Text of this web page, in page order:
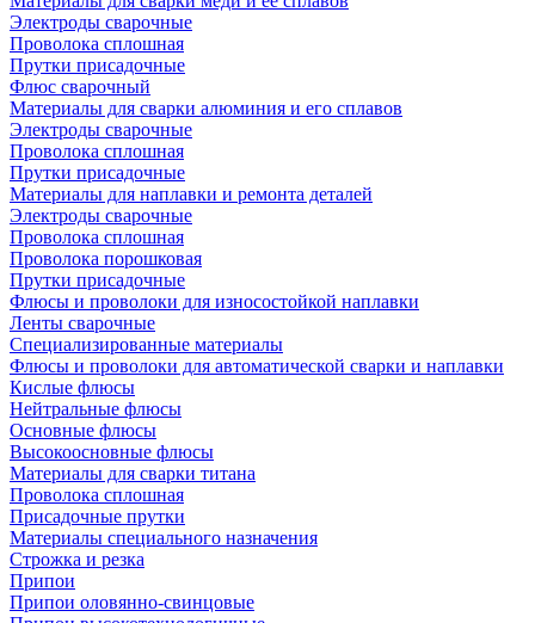
Электроды сварочные
Проволока сплошная
Прутки присадочные
Флюс сварочный
Материалы для сварки алюминия и его сплавов
Электроды сварочные
Проволока сплошная
Прутки присадочные
Материалы для наплавки и ремонта деталей
Электроды сварочные
Проволока сплошная
Проволока порошковая
Прутки присадочные
Флюсы и проволоки для износостойкой наплавки
Ленты сварочные
Специализированные материалы
Флюсы и проволоки для автоматической сварки и наплавки
Кислые флюсы
Нейтральные флюсы
Основные флюсы
Высокоосновные флюсы
Материалы для сварки титана
Проволока сплошная
Присадочные прутки
Материалы специального назначения
Строжка и резка
Припои
Припои оловянно-свинцовые